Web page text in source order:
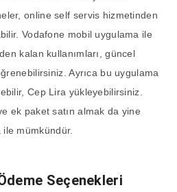
online self servis hizmetinden
Vodafone mobil uygulama ile
kalan kullanımları, güncel
Ayrıca bu uygulama
Cep Lira yükleyebilirsiniz.
ek paket satın almak da yine
mümkündür.
Seçenekleri